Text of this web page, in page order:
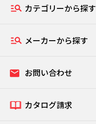
カテゴリーから探す
メーカーから探す
お問い合わせ
カタログ請求